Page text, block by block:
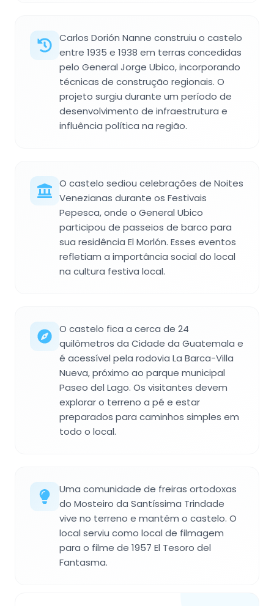
Carlos Dorión Nanne construiu o castelo
entre 1935 e 1938 em terras concedidas
pelo General Jorge Ubico, incorporando
técnicas de construção regionais. O
projeto surgiu durante um período de
desenvolvimento de infraestrutura e
influência política na região.
O castelo sediou celebrações de Noites
Venezianas durante os Festivais
Pepesca, onde o General Ubico
participou de passeios de barco para
sua residência El Morlón. Esses eventos
refletiam a importância social do local
na cultura festiva local.
O castelo fica a cerca de 24
quilômetros da Cidade da Guatemala e
é acessível pela rodovia La Barca-Villa
Nueva, próximo ao parque municipal
Paseo del Lago. Os visitantes devem
explorar o terreno a pé e estar
preparados para caminhos simples em
todo o local.
Uma comunidade de freiras ortodoxas
do Mosteiro da Santíssima Trindade
vive no terreno e mantém o castelo. O
local serviu como local de filmagem
para o filme de 1957 El Tesoro del
Fantasma.